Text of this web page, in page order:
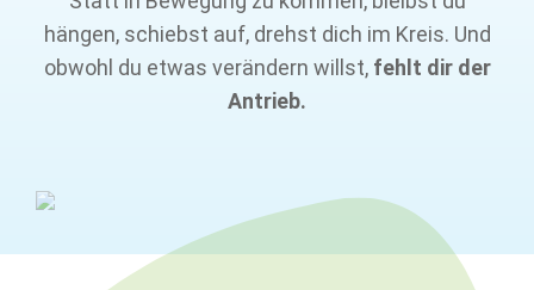
hängen, schiebst auf, drehst dich im Kreis. Und
obwohl du etwas verändern willst, fehlt dir der
Antrieb.